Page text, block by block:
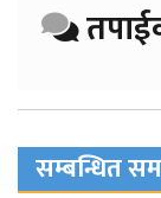
सम्बन्धित